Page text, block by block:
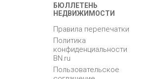
БЮЛЛЕТЕНЬ
НЕДВИЖИМОСТИ
Правила перепечатки
Политика
конфиденциальности
BN.ru
Пользовательское